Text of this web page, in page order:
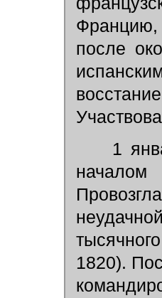
Францию,
после
1
1820).